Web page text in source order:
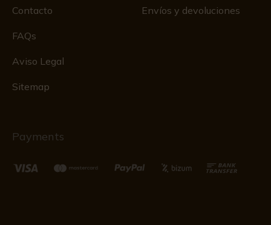
Contacto
FAQs
Aviso Legal
Sitemap
Envíos y devoluciones
Payments